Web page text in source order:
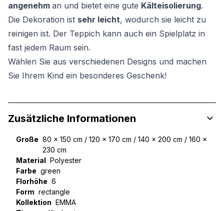
angenehm an und bietet eine gute Kälteisolierung.
Die Dekoration ist sehr leicht, wodurch sie leicht zu
reinigen ist. Der Teppich kann auch ein Spielplatz in
fast jedem Raum sein.
Wählen Sie aus verschiedenen Designs und machen
Sie Ihrem Kind ein besonderes Geschenk!
Zusätzliche Informationen
Große 80 x 150 cm / 120 x 170 cm / 140 x 200 cm / 160 x
230 cm
Material Polyester
Farbe green
Florhöhe 6
Form rectangle
Kollektion EMMA